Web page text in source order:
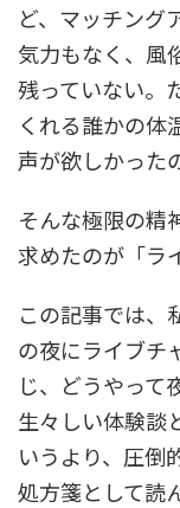
ど、マッチング
気力もなく、風
残っていない。
くれる誰かの体
声が欲しかった
そんな極限の精
求めたのが「ラ
この記事では、
の夜にライブチ
じ、どうやって
生々しい体験談
いうより、圧倒
処方箋として読